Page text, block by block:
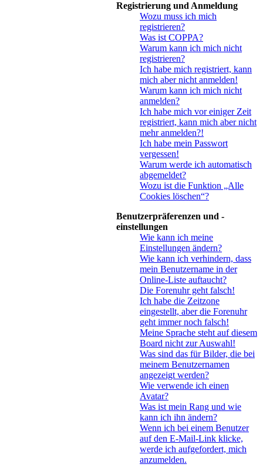
Registrierung und Anmeldung
Wozu muss ich mich
registrieren?
Was ist COPPA?
Warum kann ich mich nicht
registrieren?
Ich habe mich registriert, kann
mich aber nicht anmelden!
Warum kann ich mich nicht
anmelden?
Ich habe mich vor einiger Zeit
registriert, kann mich aber nicht
mehr anmelden?!
Ich habe mein Passwort
vergessen!
Warum werde ich automatisch
abgemeldet?
Wozu ist die Funktion „Alle
Cookies löschen“?
Benutzerpräferenzen und -
einstellungen
Wie kann ich meine
Einstellungen ändern?
Wie kann ich verhindern, dass
mein Benutzername in der
Online-Liste auftaucht?
Die Forenuhr geht falsch!
Ich habe die Zeitzone
eingestellt, aber die Forenuhr
geht immer noch falsch!
Meine Sprache steht auf diesem
Board nicht zur Auswahl!
Was sind das für Bilder, die bei
meinem Benutzernamen
angezeigt werden?
Wie verwende ich einen
Avatar?
Was ist mein Rang und wie
kann ich ihn ändern?
Wenn ich bei einem Benutzer
auf den E-Mail-Link klicke,
werde ich aufgefordert, mich
anzumelden.